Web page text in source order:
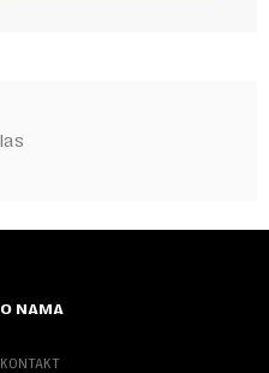
O NAMA
KONTAKT